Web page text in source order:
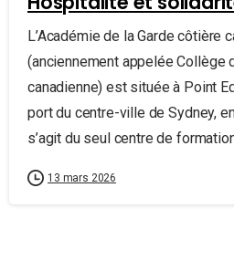
L’Académie de la Garde côtière
(anciennement appelée Collège
canadienne) est située à Point
port du centre-ville de Sydney,
s’agit du seul centre de
13 mars 2026